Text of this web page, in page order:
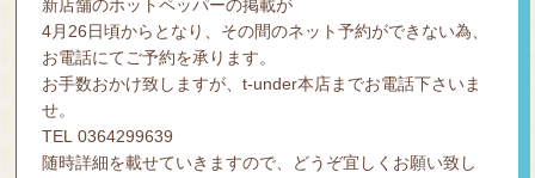
新店舗のホットペッパーの掲載が
4月26日頃からとなり、その間のネット予約ができない為、
お電話にてご予約を承ります。
お手数おかけ致しますが、t-under本店までお電話下さいま
せ。
TEL 0364299639
随時詳細を載せていきますので、どうぞ宜しくお願い致し